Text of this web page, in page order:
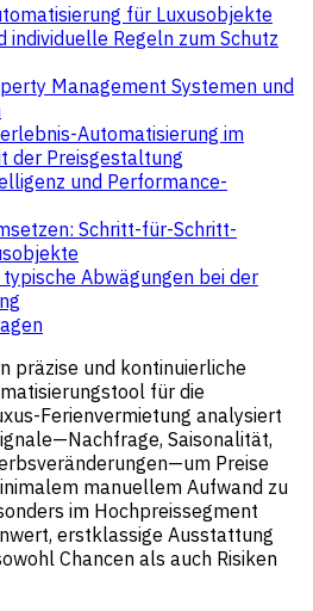
für Luxusobjekte
individuelle Regeln zum Schutz
Management Systemen und
Automatisierung im
der Preisgestaltung
und Performance-
Schritt-für-Schritt-
Abwägungen bei der
präzise und kontinuierliche
für die
Ferienvermietung analysiert
Saisonalität,
Preise
manuellem Aufwand zu
im Hochpreissegment
erstklassige Ausstattung
Chancen als auch Risiken